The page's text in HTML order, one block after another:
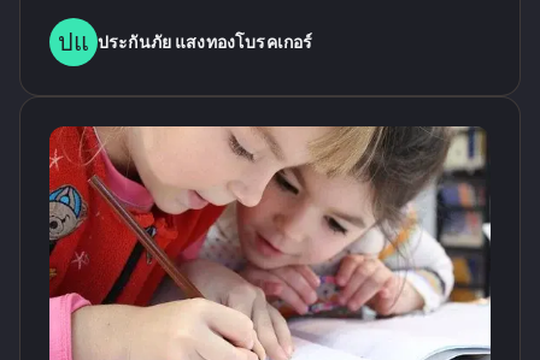
ปแ ประกันภัย แสงทองโบรคเกอร์